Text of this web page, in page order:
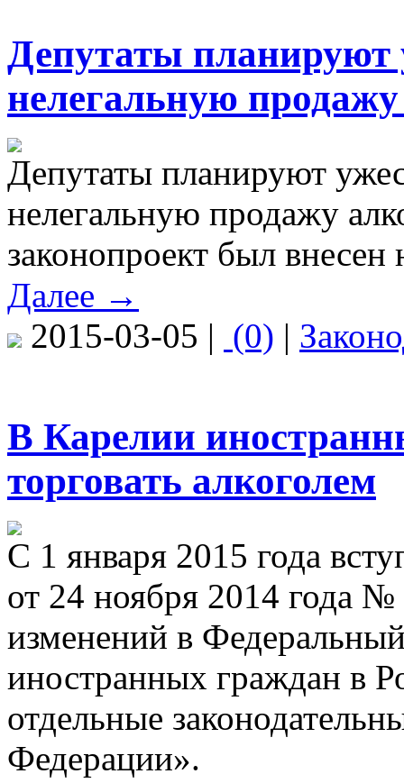
Депутаты планируют
нелегальную
Депутаты планируют
нелегальную продажу
законопроект был внесен
Далее →
2015-03-05 | (0) |
В Карелии
торговать алкоголем
С 1 января 2015 года
от 24 ноября 2014 года
изменений в
иностранных граждан в
отдельные
Федерации».